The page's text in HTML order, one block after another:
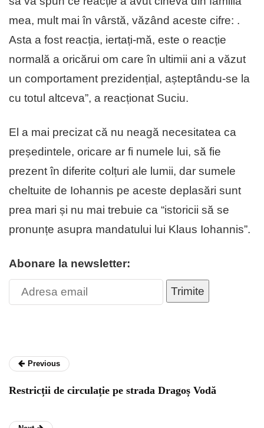
mea, mult mai în vârstă, văzând aceste cifre: .
Asta a fost reacția, iertați-mă, este o reacție
normală a oricărui om care în ultimii ani a văzut
un comportament prezidențial, așteptându-se la
cu totul altceva”, a reacționat Suciu.
El a mai precizat că nu neagă necesitatea ca
președintele, oricare ar fi numele lui, să fie
prezent în diferite colțuri ale lumii, dar sumele
cheltuite de Iohannis pe aceste deplasări sunt
prea mari și nu mai trebuie ca “istoricii să se
pronunțe asupra mandatului lui Klaus Iohannis”.
Abonare la newsletter:
Trimite
Previous
Restricții de circulație pe strada Dragoș Vodă